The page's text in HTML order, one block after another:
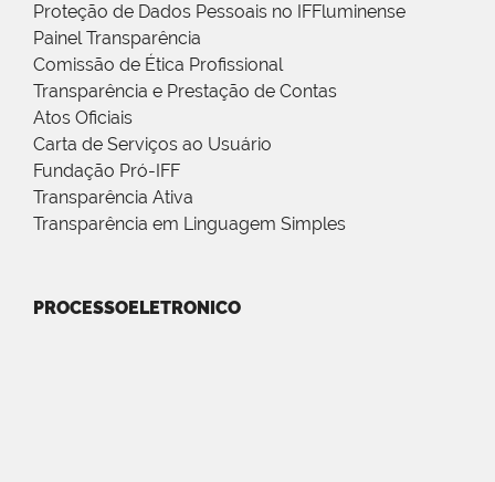
Proteção de Dados Pessoais no IFFluminense
Painel Transparência
Comissão de Ética Profissional
Transparência e Prestação de Contas
Atos Oficiais
Carta de Serviços ao Usuário
Fundação Pró-IFF
Transparência Ativa
Transparência em Linguagem Simples
PROCESSOELETRONICO